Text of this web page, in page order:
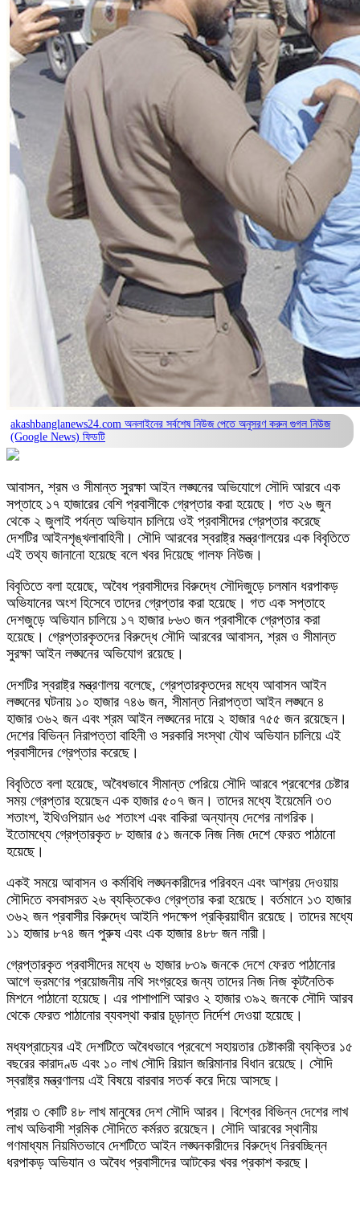
akashbanglanews24.com অনলাইনের সর্বশেষ নিউজ পেতে অনুসরণ করুন গুগল নিউজ
(Google News) ফিডটি
আবাসন, শ্রম ও সীমান্ত সুরক্ষা আইন লঙ্ঘনের অভিযোগে সৌদি আরবে এক
সপ্তাহে ১৭ হাজারের বেশি প্রবাসীকে গ্রেপ্তার করা হয়েছে। গত ২৬ জুন
থেকে ২ জুলাই পর্যন্ত অভিযান চালিয়ে ওই প্রবাসীদের গ্রেপ্তার করেছে
দেশটির আইনশৃঙ্খলাবাহিনী। সৌদি আরবের স্বরাষ্ট্র মন্ত্রণালয়ের এক বিবৃতিতে
এই তথ্য জানানো হয়েছে বলে খবর দিয়েছে গালফ নিউজ।
বিবৃতিতে বলা হয়েছে, অবৈধ প্রবাসীদের বিরুদ্ধে সৌদিজুড়ে চলমান ধরপাকড়
অভিযানের অংশ হিসেবে তাদের গ্রেপ্তার করা হয়েছে। গত এক সপ্তাহে
দেশজুড়ে অভিযান চালিয়ে ১৭ হাজার ৮৬৩ জন প্রবাসীকে গ্রেপ্তার করা
হয়েছে। গ্রেপ্তারকৃতদের বিরুদ্ধে সৌদি আরবের আবাসন, শ্রম ও সীমান্ত
সুরক্ষা আইন লঙ্ঘনের অভিযোগ রয়েছে।
দেশটির স্বরাষ্ট্র মন্ত্রণালয় বলেছে, গ্রেপ্তারকৃতদের মধ্যে আবাসন আইন
লঙ্ঘনের ঘটনায় ১০ হাজার ৭৪৬ জন, সীমান্ত নিরাপত্তা আইন লঙ্ঘনে ৪
হাজার ৩৬২ জন এবং শ্রম আইন লঙ্ঘনের দায়ে ২ হাজার ৭৫৫ জন রয়েছেন।
দেশের বিভিন্ন নিরাপত্তা বাহিনী ও সরকারি সংস্থা যৌথ অভিযান চালিয়ে এই
প্রবাসীদের গ্রেপ্তার করেছে।
বিবৃতিতে বলা হয়েছে, অবৈধভাবে সীমান্ত পেরিয়ে সৌদি আরবে প্রবেশের চেষ্টার
সময় গ্রেপ্তার হয়েছেন এক হাজার ৫০৭ জন। তাদের মধ্যে ইয়েমেনি ৩৩
শতাংশ, ইথিওপিয়ান ৬৫ শতাংশ এবং বাকিরা অন্যান্য দেশের নাগরিক।
ইতোমধ্যে গ্রেপ্তারকৃত ৮ হাজার ৫১ জনকে নিজ নিজ দেশে ফেরত পাঠানো
হয়েছে।
একই সময়ে আবাসন ও কর্মবিধি লঙ্ঘনকারীদের পরিবহন এবং আশ্রয় দেওয়ায়
সৌদিতে বসবাসরত ২৬ ব্যক্তিকেও গ্রেপ্তার করা হয়েছে। বর্তমানে ১৩ হাজার
৩৬২ জন প্রবাসীর বিরুদ্ধে আইনি পদক্ষেপ প্রক্রিয়াধীন রয়েছে। তাদের মধ্যে
১১ হাজার ৮৭৪ জন পুরুষ এবং এক হাজার ৪৮৮ জন নারী।
গ্রেপ্তারকৃত প্রবাসীদের মধ্যে ৬ হাজার ৮৩৯ জনকে দেশে ফেরত পাঠানোর
আগে ভ্রমণের প্রয়োজনীয় নথি সংগ্রহের জন্য তাদের নিজ নিজ কূটনৈতিক
মিশনে পাঠানো হয়েছে। এর পাশাপাশি আরও ২ হাজার ৩৯২ জনকে সৌদি আরব
থেকে ফেরত পাঠানোর ব্যবস্থা করার চূড়ান্ত নির্দেশ দেওয়া হয়েছে।
মধ্যপ্রাচ্যের এই দেশটিতে অবৈধভাবে প্রবেশে সহায়তার চেষ্টাকারী ব্যক্তির ১৫
বছরের কারাদণ্ড এবং ১০ লাখ সৌদি রিয়াল জরিমানার বিধান রয়েছে। সৌদি
স্বরাষ্ট্র মন্ত্রণালয় এই বিষয়ে বারবার সতর্ক করে দিয়ে আসছে।
প্রায় ৩ কোটি ৪৮ লাখ মানুষের দেশ সৌদি আরব। বিশ্বের বিভিন্ন দেশের লাখ
লাখ অভিবাসী শ্রমিক সৌদিতে কর্মরত রয়েছেন। সৌদি আরবের স্থানীয়
গণমাধ্যম নিয়মিতভাবে দেশটিতে আইন লঙ্ঘনকারীদের বিরুদ্ধে নিরবচ্ছিন্ন
ধরপাকড় অভিযান ও অবৈধ প্রবাসীদের আটকের খবর প্রকাশ করছে।